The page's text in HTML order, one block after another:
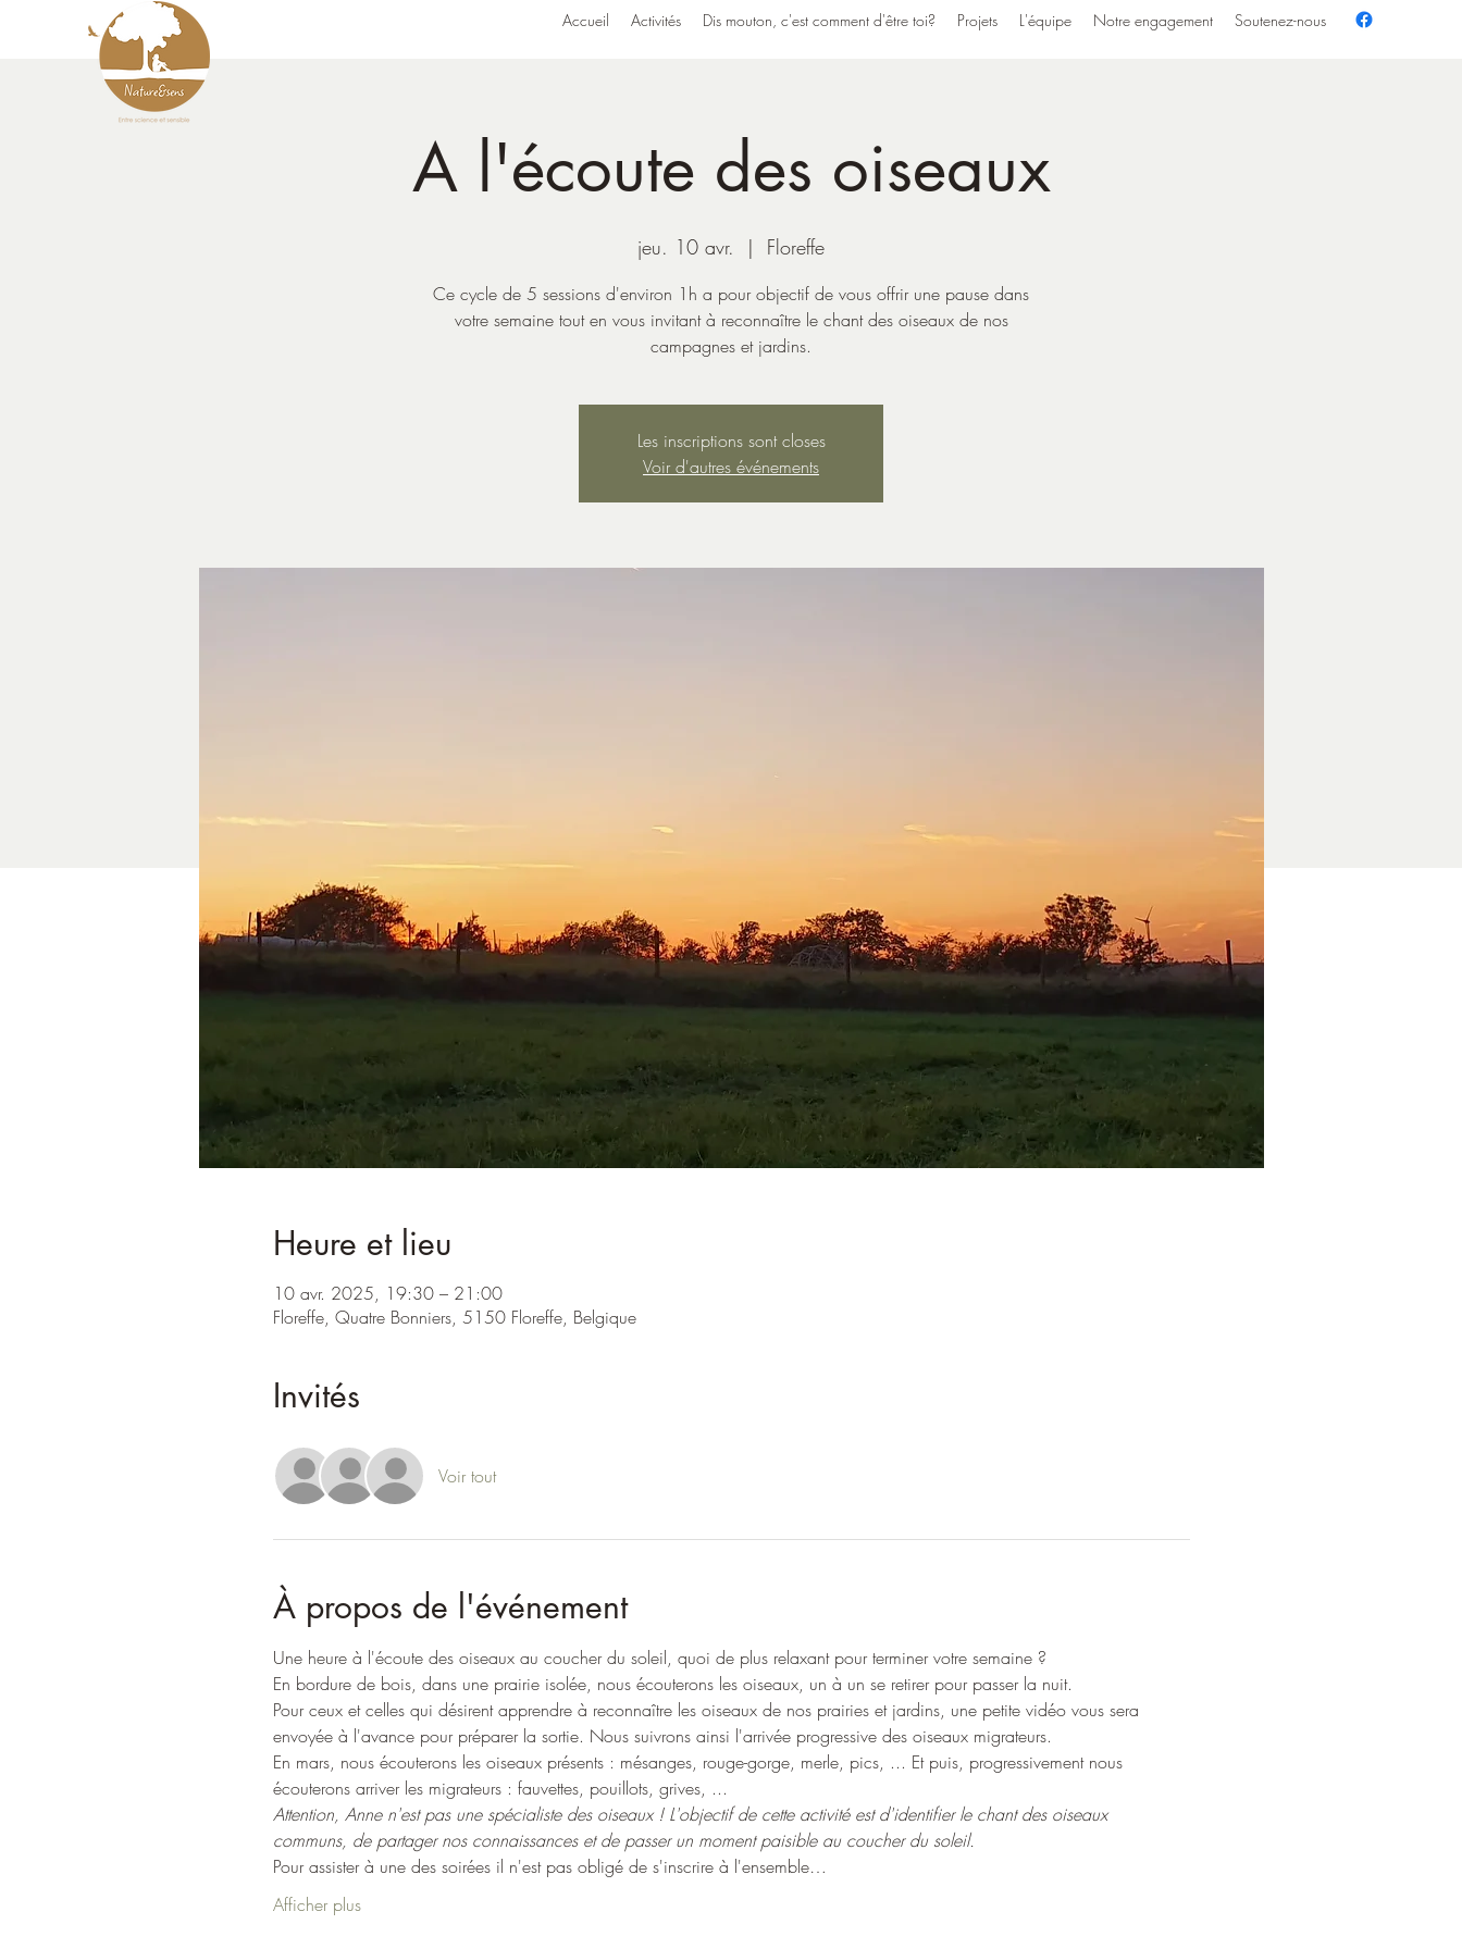
Accueil Activités Dis mouton, c'est comment d'être toi? Projets L'équipe Notre engagement Soutenez-nous
A l'écoute des oiseaux
jeu. 10 avr.
  |
Floreffe
Ce cycle de 5 sessions d'environ 1h a pour objectif de vous offrir une pause dans
votre semaine tout en vous invitant à reconnaître le chant des oiseaux de nos
campagnes et jardins.
Les inscriptions sont closes
Voir d'autres événements
Heure et lieu
10 avr. 2025, 19:30 – 21:00
Floreffe, Quatre Bonniers, 5150 Floreffe, Belgique
Invités
Voir tout
À propos de l'événement
Une heure à l'écoute des oiseaux au coucher du soleil, quoi de plus relaxant pour terminer votre semaine ?
En bordure de bois, dans une prairie isolée, nous écouterons les oiseaux, un à un se retirer pour passer la nuit.
Pour ceux et celles qui désirent apprendre à reconnaître les oiseaux de nos prairies et jardins, une petite vidéo vous sera
envoyée à l'avance pour préparer la sortie. Nous suivrons ainsi l'arrivée progressive des oiseaux migrateurs.
En mars, nous écouterons les oiseaux présents : mésanges, rouge-gorge, merle, pics, ... Et puis, progressivement nous
écouterons arriver les migrateurs : fauvettes, pouillots, grives, ...
Attention, Anne n'est pas une spécialiste des oiseaux ! L'objectif de cette activité est d'identifier le chant des oiseaux
communs, de partager nos connaissances et de passer un moment paisible au coucher du soleil.
Pour assister à une des soirées il n'est pas obligé de s'inscrire à l'ensemble…
Afficher plus